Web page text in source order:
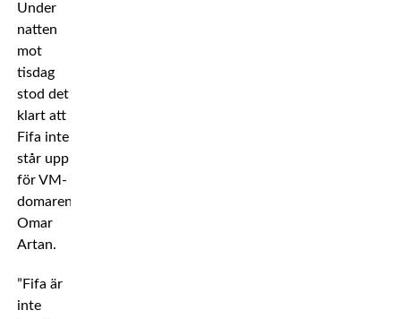
Under
natten
mot
tisdag
stod det
klart att
Fifa inte
står upp
för VM-
domaren
Omar
Artan.
”Fifa är
inte